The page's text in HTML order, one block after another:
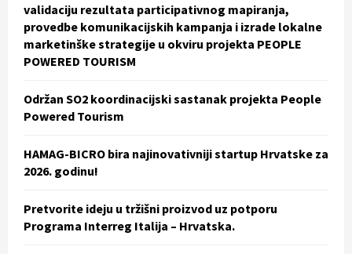
:
C
validaciju rezultata participativnog mapiranja,
provedbe komunikacijskih kampanja i izrade lokalne
marketinške strategije u okviru projekta PEOPLE
POWERED TOURISM
Održan SO2 koordinacijski sastanak projekta People
Powered Tourism
HAMAG-BICRO bira najinovativniji startup Hrvatske za
2026. godinu!
Pretvorite ideju u tržišni proizvod uz potporu
Programa Interreg Italija – Hrvatska.